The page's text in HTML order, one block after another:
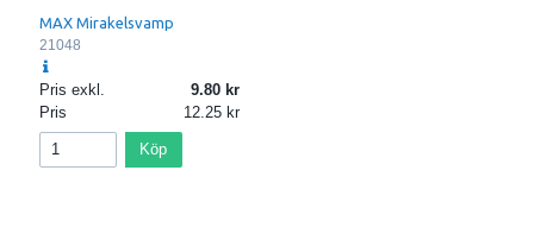
MAX Mirakelsvamp
21048
Pris exkl.
9.80
Pris
12.25
Köp